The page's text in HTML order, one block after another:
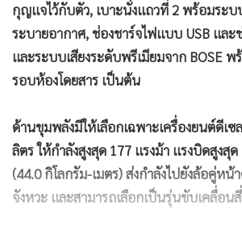
กุญแจไว้กับตัว, เบาะนั่งแถวที่ 2 พร้อมระ
ระบายอากาศ, ช่องชาร์จไฟแบบ USB และ
และระบบเสียงระดับพรีเมียมจาก BOSE พ
รอบห้องโดยสาร เป็นต้น
ด้านขุมพลังมีให้เลือกเฉพาะเครื่องยนต์ดีเซ
ลิตร ให้กำลังสูงสุด 177 แรงม้า แรงบิดสูงสุ
(44.0 กิโลกรัม-เมตร) ส่งกำลังไปยังล้อคู่หน้
จังหวะ และสามารถเลือกเป็นรุ่นขับเคลื่อน